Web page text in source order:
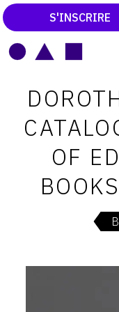
S'INSCRIRE
navigation
OF